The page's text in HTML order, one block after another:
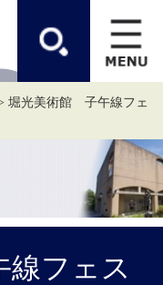
堀光美術館 子午線フェ
フェス